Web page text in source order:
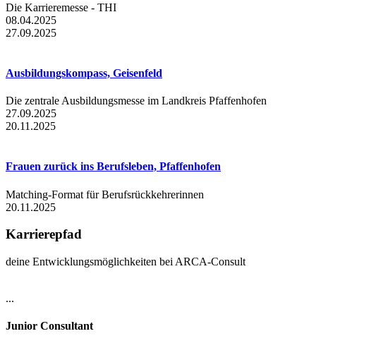
Die Karrieremesse - THI
08.04.2025
27.09.2025
Ausbildungskompass, Geisenfeld
Die zentrale Ausbildungsmesse im Landkreis Pfaffenhofen
27.09.2025
20.11.2025
Frauen zurück ins Berufsleben, Pfaffenhofen
Matching-Format für Berufsrückkehrerinnen
20.11.2025
Karrierepfad
deine Entwicklungsmöglichkeiten bei ARCA-Consult
...
Junior Consultant